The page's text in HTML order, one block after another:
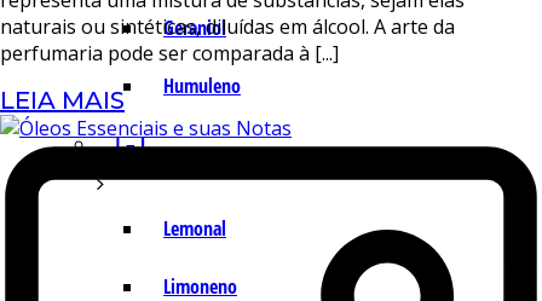
Geraniol
Humuleno
I – L
Lemonal
Limoneno
naturais ou sintéticas, diluídas em álcool. A arte da
perfumaria pode ser comparada à [...]
LEIA MAIS